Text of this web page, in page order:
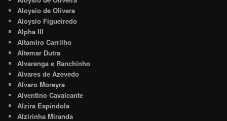
Aloysio de Olivera
Aloysio Figueiredo
Alpha III
Altamiro Carrilho
Altemar Dutra
Alvarenga e Ranchinho
Alvares de Azevedo
Alvaro Moreyra
Alventino Cavalcante
Alzira Espíndola
Alzirinha Miranda